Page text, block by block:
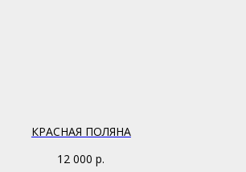
КРАСНАЯ ПОЛЯНА
12 000 р.